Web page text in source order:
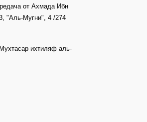
от Ахмада Ибн
"Аль-Мугни", 4 /274
ихтиляф аль-